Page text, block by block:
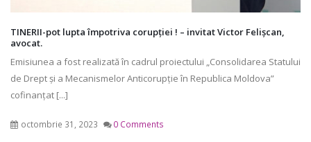
TINERII-pot lupta împotriva corupției ! – invitat Victor Felișcan,
avocat.
Emisiunea a fost realizată în cadrul proiectului „Consolidarea Statului
de Drept și a Mecanismelor Anticorupție în Republica Moldova”
cofinanțat [...]
octombrie 31, 2023 0 Comments